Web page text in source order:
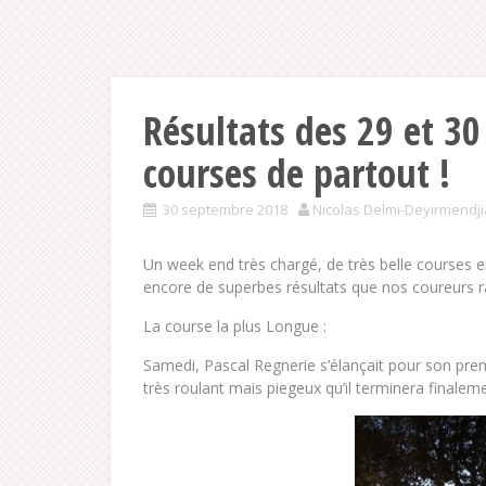
Résultats des 29 et
courses de partout !
30 septembre 2018 Nicolas Delmi-
Un week end très chargé, de très belle
encore de superbes résultats que nos
La course la plus Longue :
Samedi, Pascal Regnerie s’élançait pour son
très roulant mais piegeux qu’il terminera